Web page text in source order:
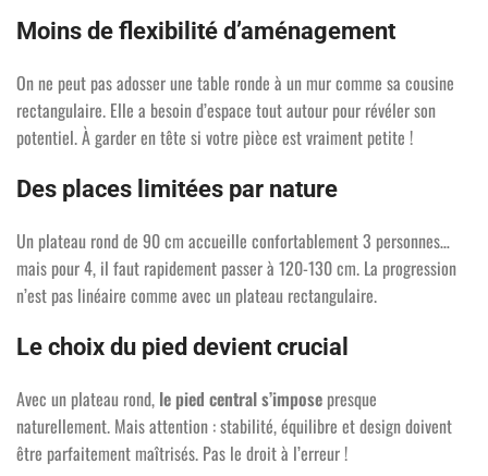
Moins de flexibilité d’aménagement
On ne peut pas adosser une table ronde à un mur comme sa cousine
rectangulaire. Elle a besoin d’espace tout autour pour révéler son
potentiel. À garder en tête si votre pièce est vraiment petite !
Des places limitées par nature
Un plateau rond de 90 cm accueille confortablement 3 personnes…
mais pour 4, il faut rapidement passer à 120-130 cm. La progression
n’est pas linéaire comme avec un plateau rectangulaire.
Le choix du pied devient crucial
Avec un plateau rond, le pied central s’impose presque
naturellement. Mais attention : stabilité, équilibre et design doivent
être parfaitement maîtrisés. Pas le droit à l’erreur !